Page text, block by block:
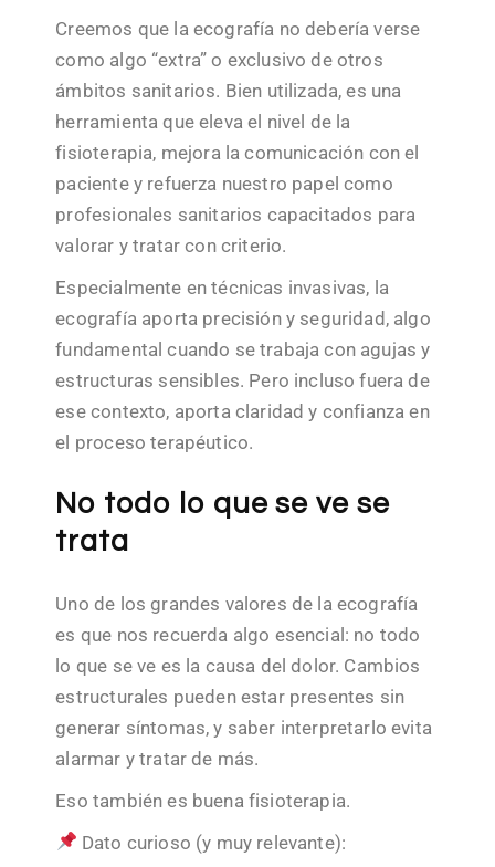
Creemos que la ecografía no debería verse
como algo “extra” o exclusivo de otros
ámbitos sanitarios. Bien utilizada, es una
herramienta que eleva el nivel de la
fisioterapia, mejora la comunicación con el
paciente y refuerza nuestro papel como
profesionales sanitarios capacitados para
valorar y tratar con criterio.
Especialmente en técnicas invasivas, la
ecografía aporta precisión y seguridad, algo
fundamental cuando se trabaja con agujas y
estructuras sensibles. Pero incluso fuera de
ese contexto, aporta claridad y confianza en
el proceso terapéutico.
No todo lo que se ve se
trata
Uno de los grandes valores de la ecografía
es que nos recuerda algo esencial: no todo
lo que se ve es la causa del dolor. Cambios
estructurales pueden estar presentes sin
generar síntomas, y saber interpretarlo evita
alarmar y tratar de más.
Eso también es buena fisioterapia.
Dato curioso (y muy relevante):